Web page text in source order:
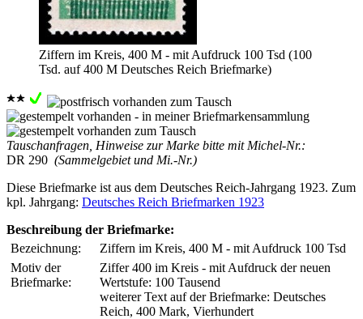
Ziffern im Kreis, 400 M - mit Aufdruck 100 Tsd (100
Tsd. auf 400 M Deutsches Reich Briefmarke)
Tauschanfragen, Hinweise zur Marke bitte mit Michel-Nr.:
DR 290 (Sammelgebiet und Mi.-Nr.)
Diese Briefmarke ist aus dem Deutsches Reich-Jahrgang 1923. Zum
kpl. Jahrgang: Deutsches Reich Briefmarken 1923
Beschreibung der Briefmarke:
Bezeichnung:
Ziffern im Kreis, 400 M - mit Aufdruck 100 Tsd
Motiv der
Briefmarke:
Ziffer 400 im Kreis - mit Aufdruck der neuen
Wertstufe: 100 Tausend
weiterer Text auf der Briefmarke: Deutsches
Reich, 400 Mark, Vierhundert